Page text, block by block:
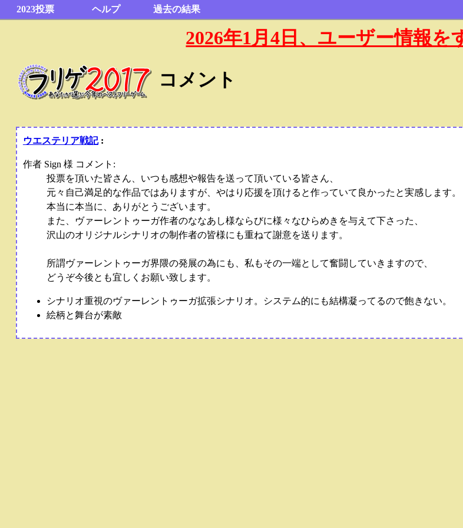
2023投票 ヘルプ 過去の結果
2026年1月4日、ユーザー情報を
コメント
ウエステリア戦記:
作者 Sign 様 コメント:
投票を頂いた皆さん、いつも感想や報告を送って頂いている皆さん、
元々自己満足的な作品ではありますが、やはり応援を頂けると作っていて良かったと実感します。
本当に本当に、ありがとうございます。
また、ヴァーレントゥーガ作者のななあし様ならびに様々なひらめきを与えて下さった、
沢山のオリジナルシナリオの制作者の皆様にも重ねて謝意を送ります。
所謂ヴァーレントゥーガ界隈の発展の為にも、私もその一端として奮闘していきますので、
どうぞ今後とも宜しくお願い致します。
シナリオ重視のヴァーレントゥーガ拡張シナリオ。システム的にも結構凝ってるので飽きない。
絵柄と舞台が素敵